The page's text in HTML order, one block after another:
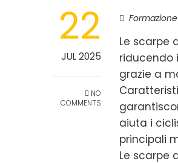
22
JUL 2025
NO
COMMENTS
Le scarpe
riducendo
grazie a
aiuta i
principali
Le scarpe